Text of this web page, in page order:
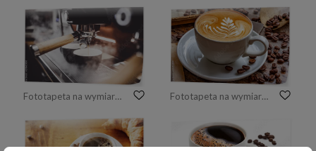
Fototapeta na wymiar Kawa espresso poruing z ekspresu do kawy w kawiarni Fototapeta na wymiar Kawa latte art